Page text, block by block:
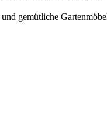
gemütliche